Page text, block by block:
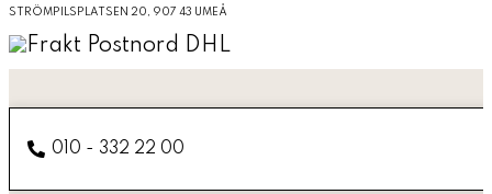
STRÖMPILSPLATSEN 20, 907 43 UMEÅ
010 - 332 22 00